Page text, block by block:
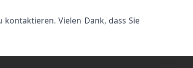
Vielen Dank, dass Sie